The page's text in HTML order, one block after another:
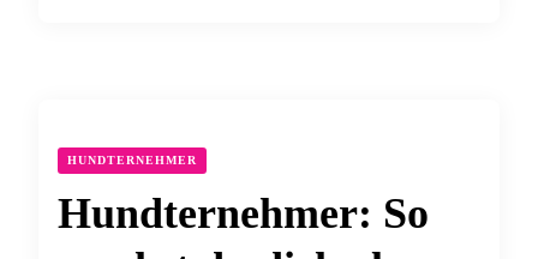
HUNDTERNEHMER
Hundternehmer: So